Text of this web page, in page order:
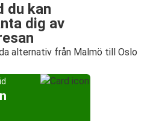
du kan
dig av
alternativ från Malmö till Oslo